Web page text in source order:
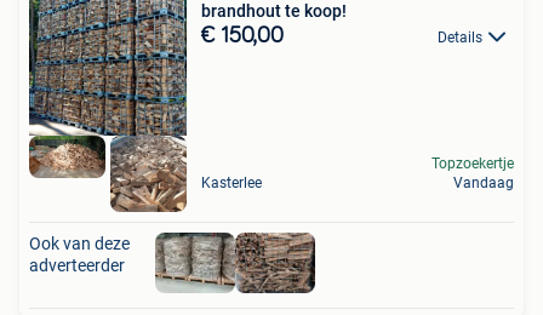
brandhout te koop!
€ 150,00 Details
Kasterlee
Topzoekertje
Vandaag
Ook van deze
adverteerder